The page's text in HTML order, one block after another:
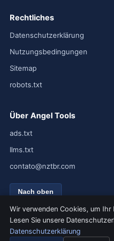
Rechtliches
Datenschutzerklärung
Nutzungsbedingungen
Sitemap
robots.txt
Über Angel Tools
ads.txt
llms.txt
contato@nztbr.com
Nach oben
© 2026 Angel Tools. Alle Rechte
Wir verwenden Cookies, um Ihr
Lesen Sie unsere
Datenschutzerklärung